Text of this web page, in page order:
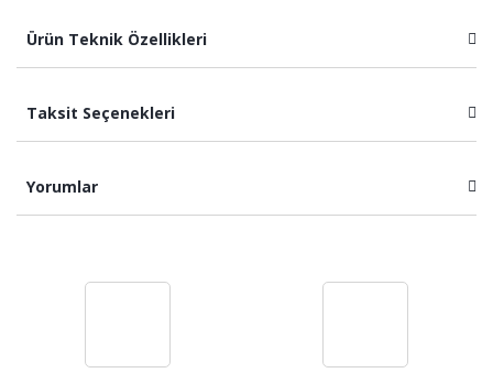
Ürün Teknik Özellikleri
Taksit Seçenekleri
Yorumlar